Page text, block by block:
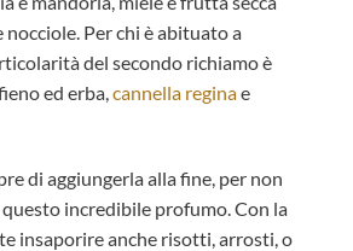
nocciole. Per chi è abituato a
del secondo richiamo è
ed erba,cannella reginae
di aggiungerla alla fine, per non
incredibile profumo. Con la
insaporire anche risotti, arrosti, o